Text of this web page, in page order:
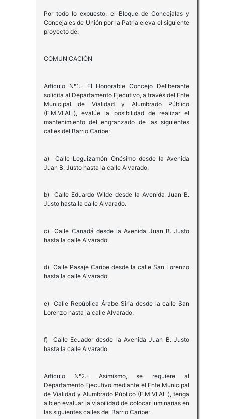
Por todo lo expuesto, el Bloque de Concejalas y
Concejales de Unión por la Patria eleva el siguiente
proyecto de:
COMUNICACIÓN
Artículo Nº1.- El Honorable Concejo Deliberante
solicita al Departamento Ejecutivo, a través del Ente
Municipal de Vialidad y Alumbrado Público
(E.M.VI.AL.), evalúe la posibilidad de realizar el
mantenimiento del engranzado de las siguientes
calles del Barrio Caribe:
a) Calle Leguizamón Onésimo desde la Avenida
Juan B. Justo hasta la calle Alvarado.
b) Calle Eduardo Wilde desde la Avenida Juan B.
Justo hasta la calle Alvarado.
c) Calle Canadá desde la Avenida Juan B. Justo
hasta la calle Alvarado.
d) Calle Pasaje Caribe desde la calle San Lorenzo
hasta la calle Alvarado.
e) Calle República Árabe Siria desde la calle San
Lorenzo hasta la calle Alvarado.
f) Calle Ecuador desde la Avenida Juan B. Justo
hasta la calle Alvarado.
Artículo Nº2.- Asimismo, se requiere al
Departamento Ejecutivo mediante el Ente Municipal
de Vialidad y Alumbrado Público (E.M.VI.AL.), tenga
a bien evaluar la viabilidad de colocar luminarias en
las siguientes calles del Barrio Caribe: